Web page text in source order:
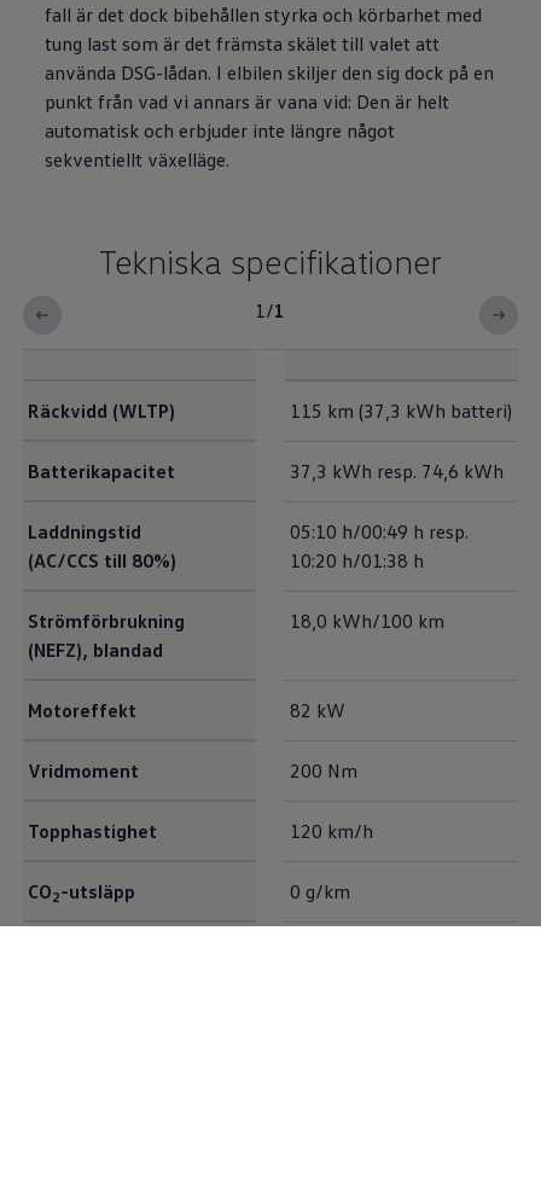
fall är det dock bibehållen styrka och körbarhet med
tung last som är det främsta skälet till valet att
använda DSG-lådan. I elbilen skiljer den sig dock på en
punkt från vad vi annars är vana vid: Den är helt
automatisk och erbjuder inte längre något
sekventiellt växelläge.
Tekniska specifikationer
1 /1
Räckvidd (WLTP) 115 km (37,3 kWh batteri)
Batterikapacitet 37,3 kWh resp. 74,6 kWh
Laddningstid
(AC/CCS till 80%)
05:10 h/00:49 h resp.
10:20 h/01:38 h
Strömförbrukning
(NEFZ), blandad
18,0 kWh/100 km
Motoreffekt 82 kW
Vridmoment 200 Nm
Topphastighet 120 km/h
CO2-utsläpp 0 g/km